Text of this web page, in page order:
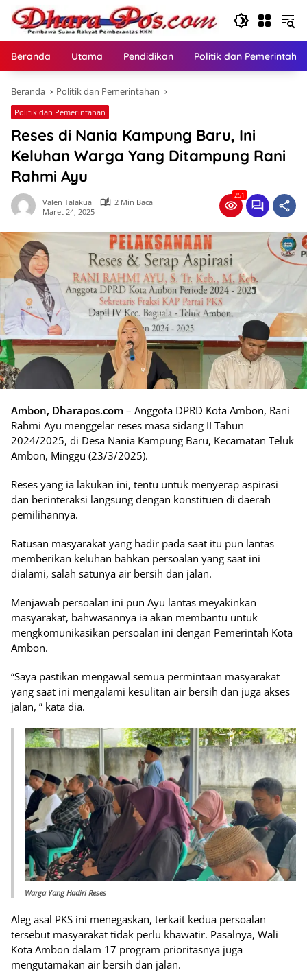
Langsung
konten
Beranda Utama Pendidikan Politik dan
Beranda Politik dan Pemerintahan
Politik dan Pemerintahan
Reses di Nania Kampung Baru, Ini
Keluhan Warga Yang Ditampung Rani
Rahmi Ayu
Valen Talakua
2 Min Baca
Maret 24, 2025
251
Ambon, Dharapos.com – Anggota DPRD Kota Ambon, Rani
Rahmi Ayu menggelar reses masa sidang II Tahun
2024/2025, di Desa Nania Kampung Baru, Kecamatan Teluk
Ambon, Minggu (23/3/2025).
Reses yang ia lakukan ini, tentu untuk menyerap aspirasi
dan berinteraksi langsung dengan konstituen di daerah
pemilihannya.
Ratusan masyarakat yang hadir pada saat itu pun lantas
memberikan keluhan bahkan persoalan yang saat ini
dialami, salah satunya air bersih dan jalan.
Menjawab persoalan ini pun Ayu lantas meyakinkan
masyarakat, bahwasannya ia akan membantu untuk
mengkomunikasikan persoalan ini dengan Pemerintah Kota
Ambon.
“Saya pastikan mengawal semua permintaan masyarakat
yang saat ini mengalami kesulitan air bersih dan juga akses
jalan, ” kata dia.
Warga Yang Hadiri Reses
Aleg asal PKS ini menegaskan, terkait kedua persoalan
tersebut masyarakat tidak perlu khawatir. Pasalnya, Wali
Kota Ambon dalam 17 program prioritasnya juga
mengutamakan air bersih dan jalan.